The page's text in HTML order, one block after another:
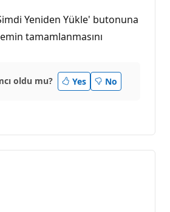
Yeniden Yükle' butonuna
tamamlanmasını
oldu mu? Yes No